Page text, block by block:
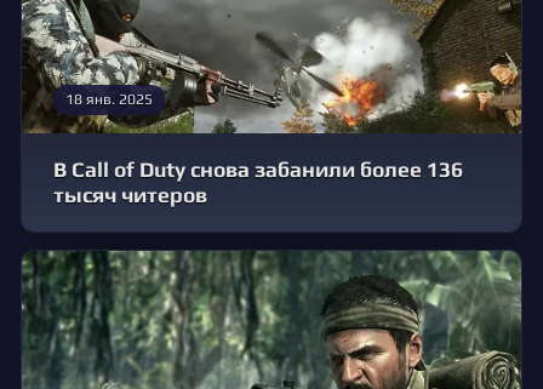
18 янв. 2025
В Call of Duty снова забанили более 136
тысяч читеров